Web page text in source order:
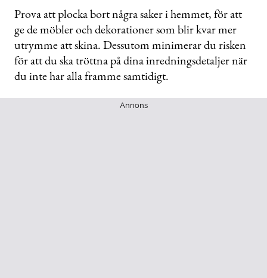
Prova att plocka bort några saker i hemmet, för att
ge de möbler och dekorationer som blir kvar mer
utrymme att skina. Dessutom minimerar du risken
för att du ska tröttna på dina inredningsdetaljer när
du inte har alla framme samtidigt.
Annons